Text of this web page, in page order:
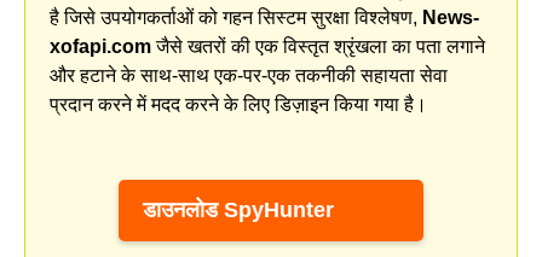
है जिसे उपयोगकर्ताओं को गहन सिस्टम सुरक्षा विश्लेषण, News-
xofapi.comजैसे खतरों की एक विस्तृत श्रृंखला का पता लगाने
और हटाने के साथ-साथ एक-पर-एक तकनीकी सहायता सेवा
प्रदान करने में मदद करने के लिए डिज़ाइन किया गया है।
डाउनलोड SpyHunter